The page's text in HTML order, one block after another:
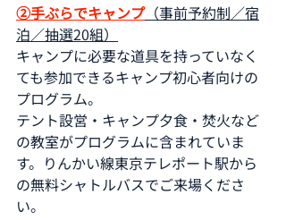
②手ぶらでキャンプ（事前予約制／宿
泊／抽選20組）
キャンプに必要な道具を持っていなく
ても参加できるキャンプ初心者向けの
プログラム。
テント設営・キャンプ夕食・焚火など
の教室がプログラムに含まれていま
す。りんかい線東京テレポート駅から
の無料シャトルバスでご来場くださ
い。